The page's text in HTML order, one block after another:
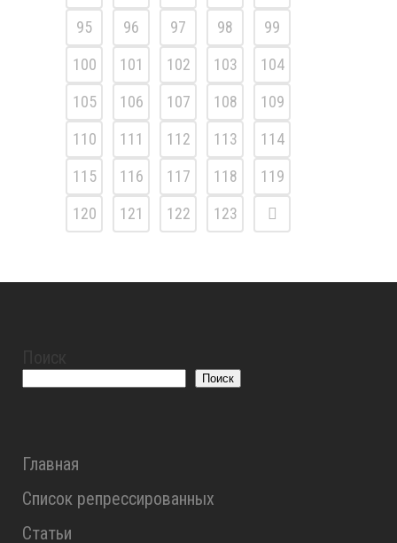
95
96 97 98
99
100
101 102 103
104
105
106 107 108
109
110
111 112 113
114
115
116 117 118
119
120
121 122 123
Поиск
Главная
Список репрессированных
Статьи